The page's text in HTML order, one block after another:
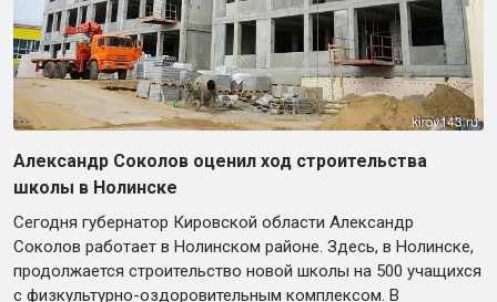
Александр Соколов оценил ход строительства
школы в Нолинске
Сегодня губернатор Кировской области Александр
Соколов работает в Нолинском районе. Здесь, в Нолинске,
продолжается строительство новой школы на 500 учащихся
с физкультурно-оздоровительным комплексом. В